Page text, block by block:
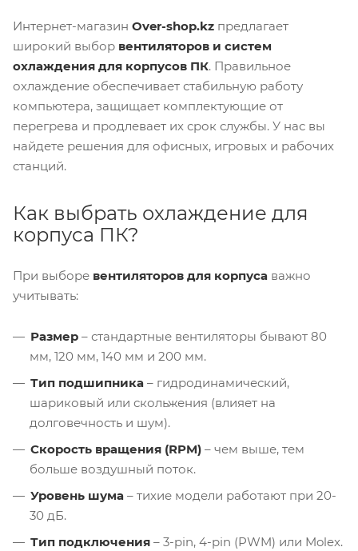
Интернет-магазин Over-shop.kz предлагает
широкий выбор вентиляторов и систем
охлаждения для корпусов ПК. Правильное
охлаждение обеспечивает стабильную работу
компьютера, защищает комплектующие от
перегрева и продлевает их срок службы. У нас вы
найдете решения для офисных, игровых и рабочих
станций.
Как выбрать охлаждение для
корпуса ПК?
При выборе вентиляторов для корпуса важно
учитывать:
Размер – стандартные вентиляторы бывают 80
мм, 120 мм, 140 мм и 200 мм.
Тип подшипника – гидродинамический,
шариковый или скольжения (влияет на
долговечность и шум).
Скорость вращения (RPM) – чем выше, тем
больше воздушный поток.
Уровень шума – тихие модели работают при 20-
30 дБ.
Тип подключения – 3-pin, 4-pin (PWM) или Molex.